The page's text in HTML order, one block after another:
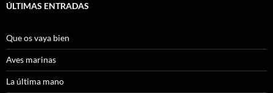
b
o
o
k
er
ÚLTIMAS ENTRADAS
Que os vaya bien
Aves marinas
La última mano